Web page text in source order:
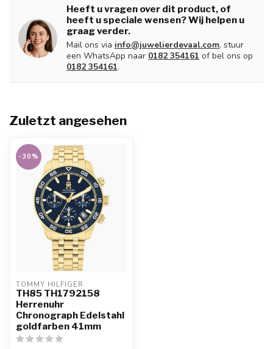
Heeft u vragen over dit product, of
heeft u speciale wensen? Wij helpen u
graag verder.
Mail ons via info@juwelierdevaal.com, stuur
een WhatsApp naar 0182 354161 of bel ons op
0182 354161.
Zuletzt angesehen
-30%
TOMMY HILFIGER
TH85 TH1792158
Herrenuhr
Chronograph Edelstahl
goldfarben 41mm